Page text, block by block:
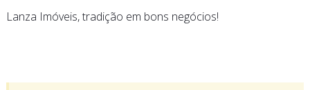
Lanza Imóveis, tradição em bons negócios!